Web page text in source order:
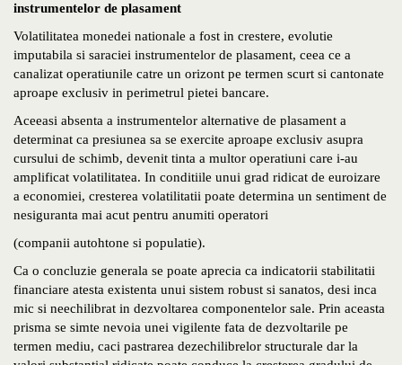
instrumentelor de plasament
Volatilitatea monedei nationale a fost in crestere, evolutie
imputabila si saraciei instrumentelor de plasament, ceea ce a
canalizat operatiunile catre un orizont pe termen scurt si cantonate
aproape exclusiv in perimetrul pietei bancare.
Aceeasi absenta a instrumentelor alternative de plasament a
determinat ca presiunea sa se exercite aproape exclusiv asupra
cursului de schimb, devenit tinta a multor operatiuni care i-au
amplificat volatilitatea. In conditiile unui grad ridicat de euroizare
a economiei, cresterea volatilitatii poate determina un sentiment de
nesiguranta mai acut pentru anumiti operatori
(companii autohtone si populatie).
Ca o concluzie generala se poate aprecia ca indicatorii stabilitatii
financiare atesta existenta unui sistem robust si sanatos, desi inca
mic si neechilibrat in dezvoltarea componentelor sale. Prin aceasta
prisma se simte nevoia unei vigilente fata de dezvoltarile pe
termen mediu, caci pastrarea dezechilibrelor structurale dar la